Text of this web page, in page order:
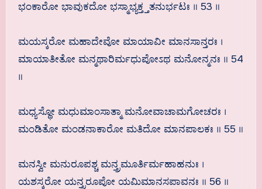
ಭಂಕಾರೋ ಭಾವುಕದೋ ಭಸ್ಮಾಭ್ಯಕ್ತ್ತತನುರ್ಭಟಃ ॥ 53 ॥
ಮಯಸ್ಕರೋ ಮಹಾದೇವೋ ಮಾಯಾವೀ ಮಾನಸಾನ್ತರಃ ।
ಮಾಯಾತೀತೋ ಮನ್ಮಥಾರಿರ್ಮಧುಪೋಽಥ ಮನೋನ್ಮನಃ ॥ 54
॥
ಮಧ್ಯಸ್ಥೋ ಮಧುಮಾಂಸಾತ್ಮಾ ಮನೋವಾಚಾಮಗೋಚರಃ ।
ಮಂಡಿತೋ ಮಂಡನಾಕಾರೋ ಮತಿದೋ ಮಾನಪಾಲಕಃ ॥ 55 ॥
ಮನಸ್ವೀ ಮನುರೂಪಶ್ಚ ಮನ್ತ್ರಮೂರ್ತಿರ್ಮಹಾಹನುಃ ।
ಯಶಸ್ಕರೋ ಯನ್ತ್ರರೂಪೋ ಯಮಿಮಾನಸಪಾವನಃ ॥ 56 ॥